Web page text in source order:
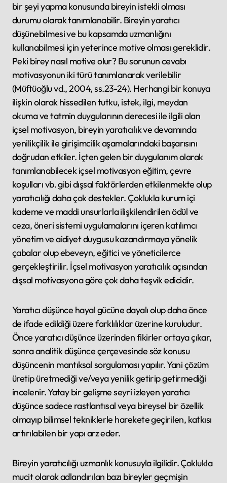
bir şeyi yapma konusunda bireyin istekli olması
durumu olarak tanımlanabilir. Bireyin yaratıcı
düşünebilmesi ve bu kapsamda uzmanlığını
kullanabilmesi için yeterince motive olması gereklidir.
Peki birey nasıl motive olur? Bu sorunun cevabı
motivasyonun iki türü tanımlanarak verilebilir
(Müftüoğlu vd., 2004, ss.23-24). Herhangi bir konuya
ilişkin olarak hissedilen tutku, istek, ilgi, meydan
okuma ve tatmin duygularının derecesi ile ilgili olan
içsel motivasyon, bireyin yaratıcılık ve devamında
yenilikçilik ile girişimcilik aşamalarındaki başarısını
doğrudan etkiler. İçten gelen bir duygulanım olarak
tanımlanabilecek içsel motivasyon eğitim, çevre
koşulları vb. gibi dışsal faktörlerden etkilenmekte olup
yaratıcılığı daha çok destekler. Çoklukla kurum içi
kademe ve maddi unsurlarla ilişkilendirilen ödül ve
ceza, öneri sistemi uygulamalarını içeren katılımcı
yönetim ve aidiyet duygusu kazandırmaya yönelik
çabalar olup ebeveyn, eğitici ve yöneticilerce
gerçekleştirilir. İçsel motivasyon yaratıcılık açısından
dışsal motivasyona göre çok daha teşvik edicidir.
Yaratıcı düşünce hayal gücüne dayalı olup daha önce
de ifade edildiği üzere farklılıklar üzerine kuruludur.
Önce yaratıcı düşünce üzerinden fikirler ortaya çıkar,
sonra analitik düşünce çerçevesinde söz konusu
düşüncenin mantıksal sorgulaması yapılır. Yani çözüm
üretip üretmediği ve/veya yenilik getirip getirmediği
incelenir. Yatay bir gelişme seyri izleyen yaratıcı
düşünce sadece rastlantısal veya bireysel bir özellik
olmayıp bilimsel tekniklerle harekete geçirilen, katkısı
artırılabilen bir yapı arz eder.
Bireyin yaratıcılığı uzmanlık konusuyla ilgilidir. Çoklukla
mucit olarak adlandırılan bazı bireyler geçmişin